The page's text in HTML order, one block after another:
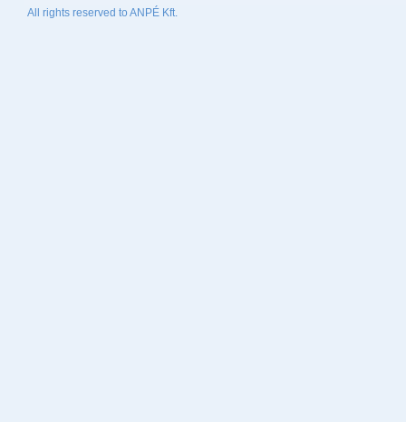
All rights reserved to ANPÉ Kft.